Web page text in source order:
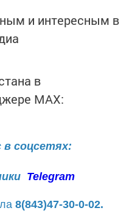
и интересным в
в
MАХ:
в соцсетях:
Telegram
8(843)47-30-0-02.